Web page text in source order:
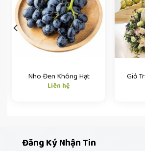
Nho Đen Không Hạt
Liên hệ
Đăng Ký Nhận Tin